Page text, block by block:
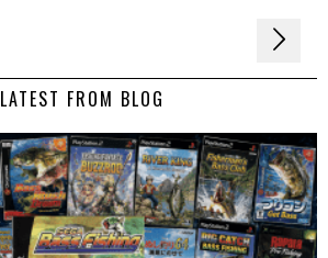
LATEST FROM BLOG